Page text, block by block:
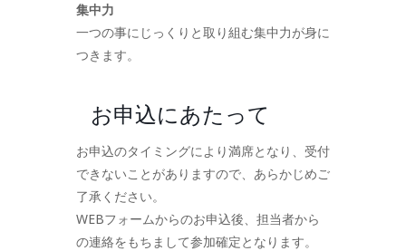
集中力
一つの事にじっくりと取り組む集中力が身に
つきます。
お申込にあたって
お申込のタイミングにより満席となり、受付
できないことがありますので、あらかじめご
了承ください。
WEBフォームからのお申込後、担当者から
の連絡をもちまして参加確定となります。